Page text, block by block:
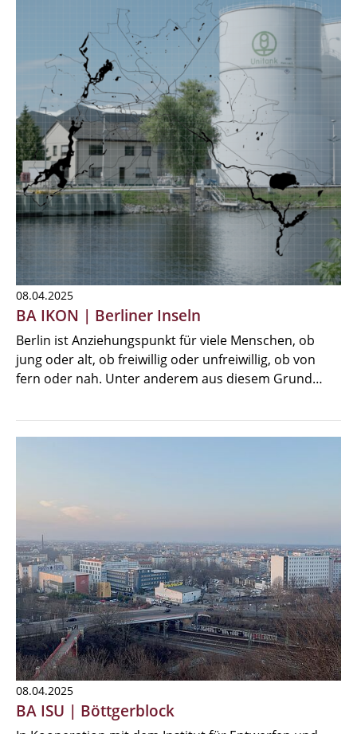
08.04.2025
BA IKON | Berliner Inseln
Berlin ist Anziehungspunkt für viele Menschen, ob
jung oder alt, ob freiwillig oder unfreiwillig, ob von
fern oder nah. Unter anderem aus diesem Grund…
08.04.2025
BA ISU | Böttgerblock